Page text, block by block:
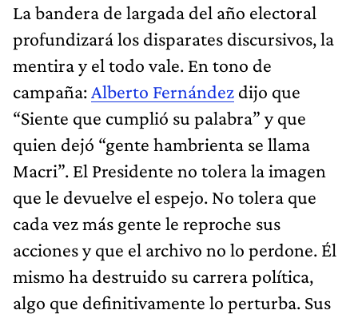
La bandera de largada del año electoral
profundizará los disparates discursivos, la
mentira y el todo vale. En tono de
campaña: Alberto Fernández dijo que
“Siente que cumplió su palabra” y que
quien dejó “gente hambrienta se llama
Macri”. El Presidente no tolera la imagen
que le devuelve el espejo. No tolera que
cada vez más gente le reproche sus
acciones y que el archivo no lo perdone. Él
mismo ha destruido su carrera política,
algo que definitivamente lo perturba. Sus